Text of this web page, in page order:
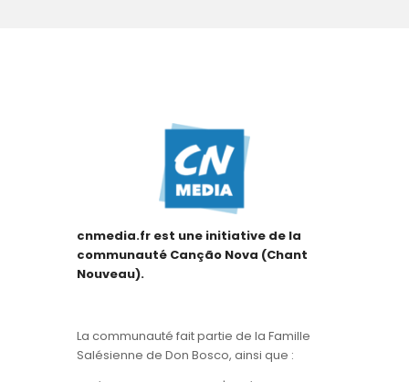
cnmedia.fr est une initiative de la
communauté Canção Nova (Chant
Nouveau).
La communauté fait partie de la Famille
Salésienne de Don Bosco, ainsi que :